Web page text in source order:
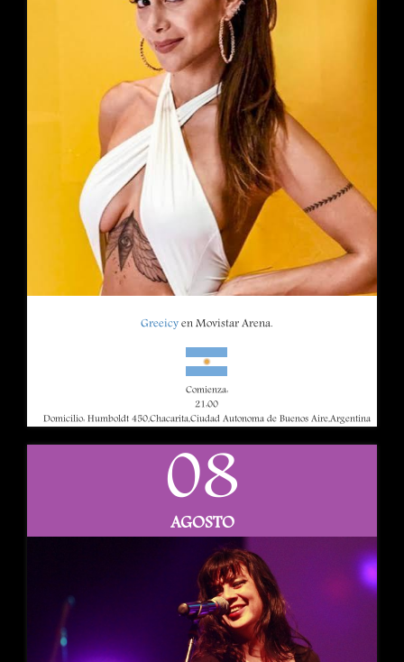
Greeicyen Movistar Arena.
Comienza:
21:00
Domicilio: Humboldt 450,Chacarita,Ciudad Autonoma de Buenos Aire,Argentina
08
AGOSTO